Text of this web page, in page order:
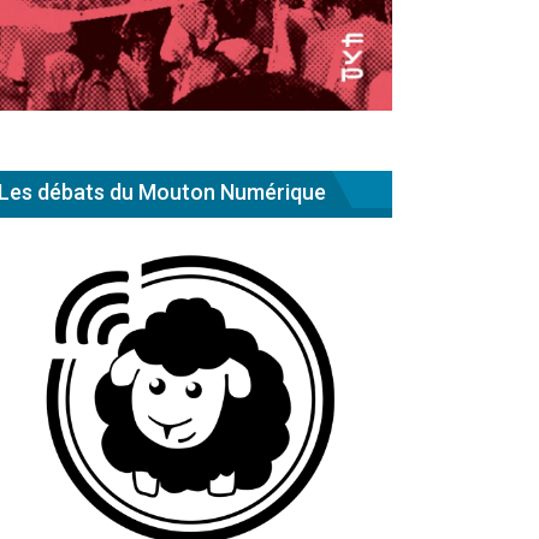
débats du Mouton Numérique